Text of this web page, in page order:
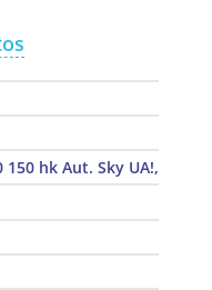
150 hk Aut. Sky UA!,